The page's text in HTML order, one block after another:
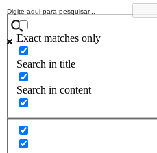
Exact matches only
Search in title
Search in content